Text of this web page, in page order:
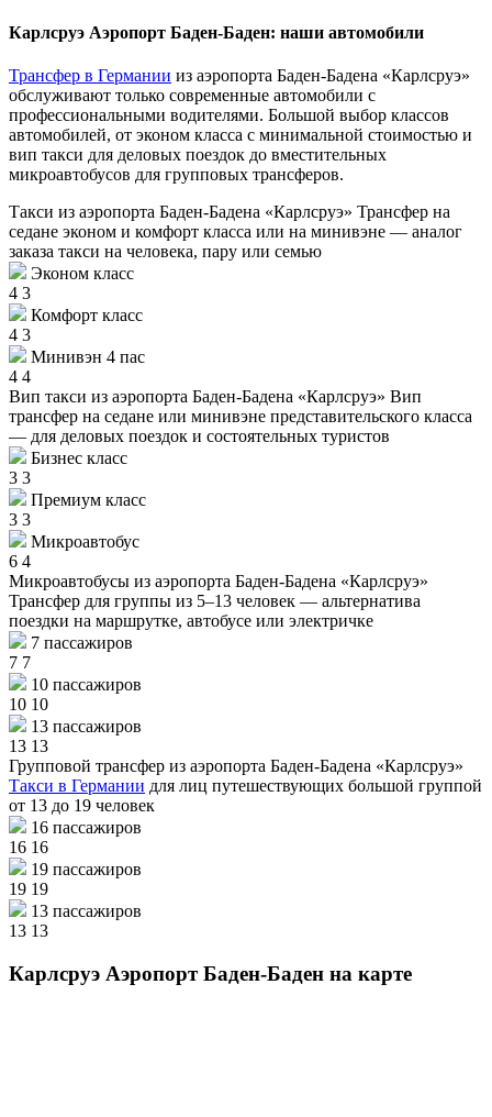
Карлсруэ Аэропорт Баден-Баден: наши автомобили
Трансфер в Германии из аэропорта Баден-Бадена «Карлсруэ»
обслуживают только современные автомобили с
профессиональными водителями. Большой выбор классов
автомобилей, от эконом класса с минимальной стоимостью и
вип такси для деловых поездок до вместительных
микроавтобусов для групповых трансферов.
Такси из аэропорта Баден-Бадена «Карлсруэ» Трансфер на
седане эконом и комфорт класса или на минивэне — аналог
заказа такси на человека, пару или семью
Эконом класс
4 3
Комфорт класс
4 3
Минивэн 4 пас
4 4
Вип такси из аэропорта Баден-Бадена «Карлсруэ» Вип
трансфер на седане или минивэне представительского класса
— для деловых поездок и состоятельных туристов
Бизнес класс
3 3
Премиум класс
3 3
Микроавтобус
6 4
Микроавтобусы из аэропорта Баден-Бадена «Карлсруэ»
Трансфер для группы из 5–13 человек — альтернатива
поездки на маршрутке, автобусе или электричке
7 пассажиров
7 7
10 пассажиров
10 10
13 пассажиров
13 13
Групповой трансфер из аэропорта Баден-Бадена «Карлсруэ»
Такси в Германии для лиц путешествующих большой группой
от 13 до 19 человек
16 пассажиров
16 16
19 пассажиров
19 19
13 пассажиров
13 13
Карлсруэ Аэропорт Баден-Баден на карте